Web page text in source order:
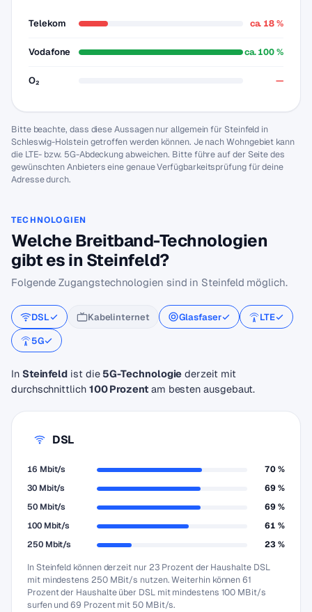
Telekom ca. 18 %
Vodafone ca. 100 %
O₂ —
Bitte beachte, dass diese Aussagen nur allgemein für Steinfeld in
Schleswig-Holstein getroffen werden können. Je nach Wohngebiet kann
die LTE- bzw. 5G-Abdeckung abweichen. Bitte führe auf der Seite des
gewünschten Anbieters eine genaue Verfügbarkeitsprüfung für deine
Adresse durch.
TECHNOLOGIEN
Welche Breitband-Technologien
gibt es in Steinfeld?
Folgende Zugangstechnologien sind in Steinfeld möglich.
DSL Kabelinternet Glasfaser
LTE
5G
In Steinfeld ist die 5G-Technologie derzeit mit
durchschnittlich 100 Prozentam besten ausgebaut.
DSL
16 Mbit/s
70 %
30 Mbit/s
69 %
50 Mbit/s
69 %
100 Mbit/s
61 %
250 Mbit/s
23 %
In Steinfeld können derzeit nur 23 Prozent der Haushalte DSL
mit mindestens 250 MBit/s nutzen. Weiterhin können 61
Prozent der Haushalte über DSL mit mindestens 100 MBit/s
surfen und 69 Prozent mit 50 MBit/s.